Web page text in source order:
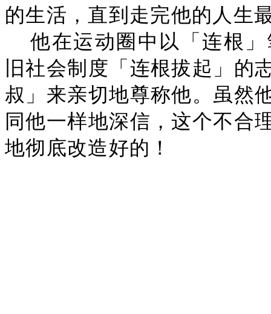
的生活，直到走完他的人生
他在运动圈中以「连根
旧社会制度「连根拔起」的
叔」来亲切地尊称他。虽然
同他一样地深信，这个不合
地彻底改造好的！